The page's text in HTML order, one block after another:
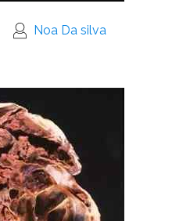
Noa Da silva